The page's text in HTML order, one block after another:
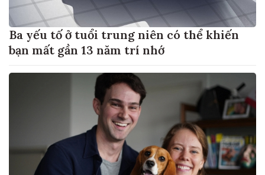
Ba yếu tố ở tuổi trung niên có thể khiến
bạn mất gần 13 năm trí nhớ